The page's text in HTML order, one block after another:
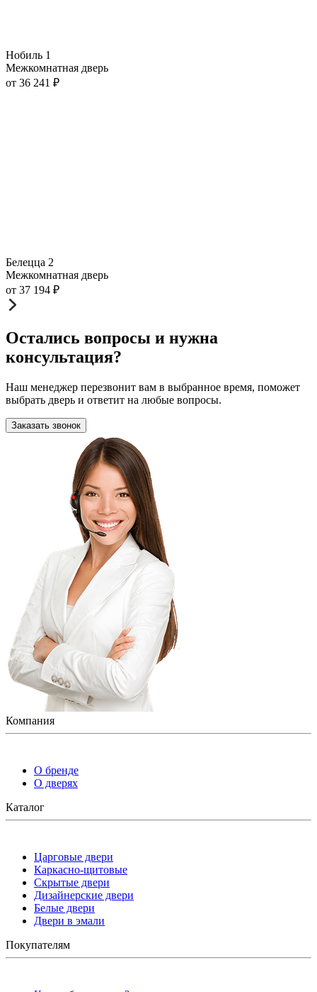
Нобиль 1
Межкомнатная дверь
от 36 241 ₽
Белецца 2
Межкомнатная дверь
от 37 194 ₽
Остались вопросы и нужна
консультация?
Наш менеджер перезвонит вам в выбранное время, поможет
выбрать дверь и ответит на любые вопросы.
Заказать звонок
Компания
О бренде
О дверях
Каталог
Царговые двери
Каркасно-щитовые
Скрытые двери
Дизайнерские двери
Белые двери
Двери в эмали
Покупателям